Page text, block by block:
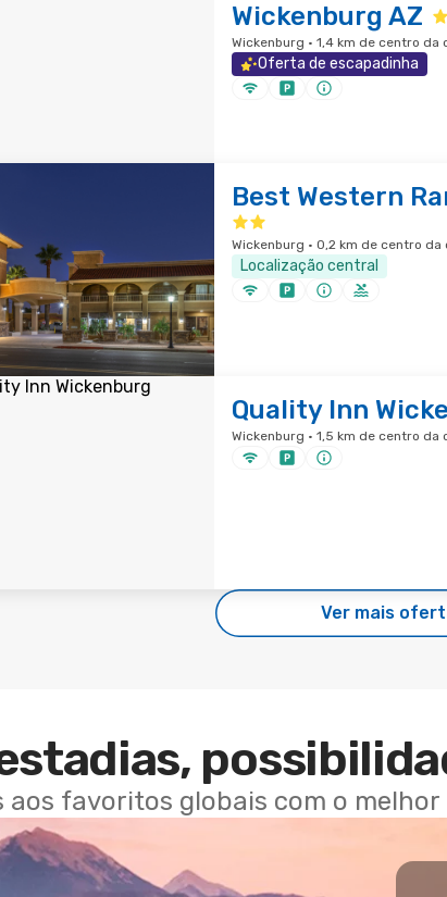
Wickenburg AZ
Wickenburg · 1,4 km de centro da
Oferta de escapadinha
Best Western
Wickenburg · 0,2 km de centro da
Localização central
Quality Inn
Wickenburg · 1,5 km de centro da
Ver mais
aos favoritos globais com o